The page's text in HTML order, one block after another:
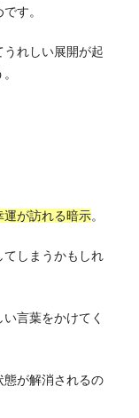
す。
れしい展開が起
運が訪れる暗示。
てしまうかもしれ
言葉をかけてく
態が解消されるの